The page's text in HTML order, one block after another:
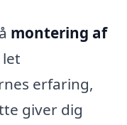
montering af
erfaring,
giver dig